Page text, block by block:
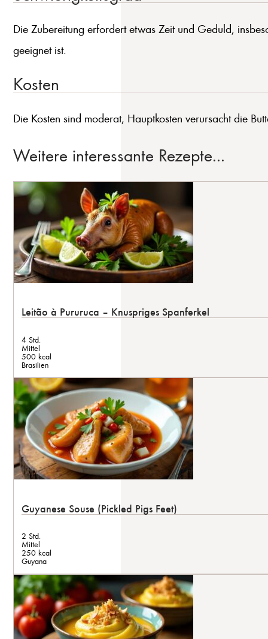
Die Zubereitung erfordert etwas Zeit und Geduld,
geeignet ist.
Kosten
Die Kosten sind moderat, Hauptkosten verursacht die
Weitere interessante Rezepte...
Leitão à Pururuca – Knuspriges Spanferkel
4 Std.
Mittel
500 kcal
Brasilien
Guyanese Souse (Pickled Pigs Feet)
2 Std.
Mittel
250 kcal
Guyana